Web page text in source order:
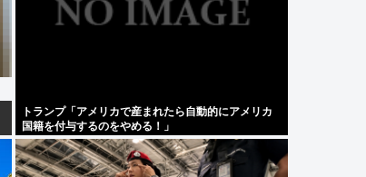
トランプ「アメリカで産まれたら自動的にアメリカ
国籍を付与するのをやめる！」